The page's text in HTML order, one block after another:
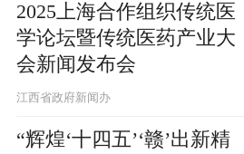
2025上海合作组织传统医
学论坛暨传统医药产业大
会新闻发布会
江西省政府新闻办
“辉煌‘十四五’‘赣’出新精